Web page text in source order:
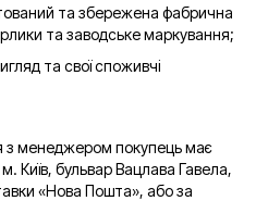
та збережена фабрична
та заводське маркування;
та свої споживчі
з менеджером покупець має
Київ, бульвар Вацлава Гавела,
«Нова Пошта», або за